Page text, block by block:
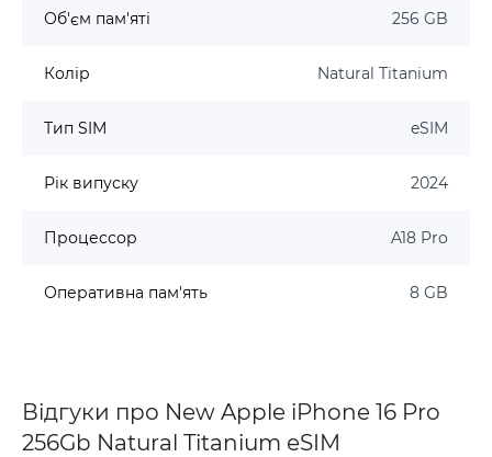
Об'єм пам'яті 256 GB
Колір Natural Titanium
Тип SIM eSIM
Рік випуску 2024
Процессор A18 Pro
Оперативна пам'ять 8 GB
Відгуки про New Apple iPhone 16 Pro
256Gb Natural Titanium eSIM